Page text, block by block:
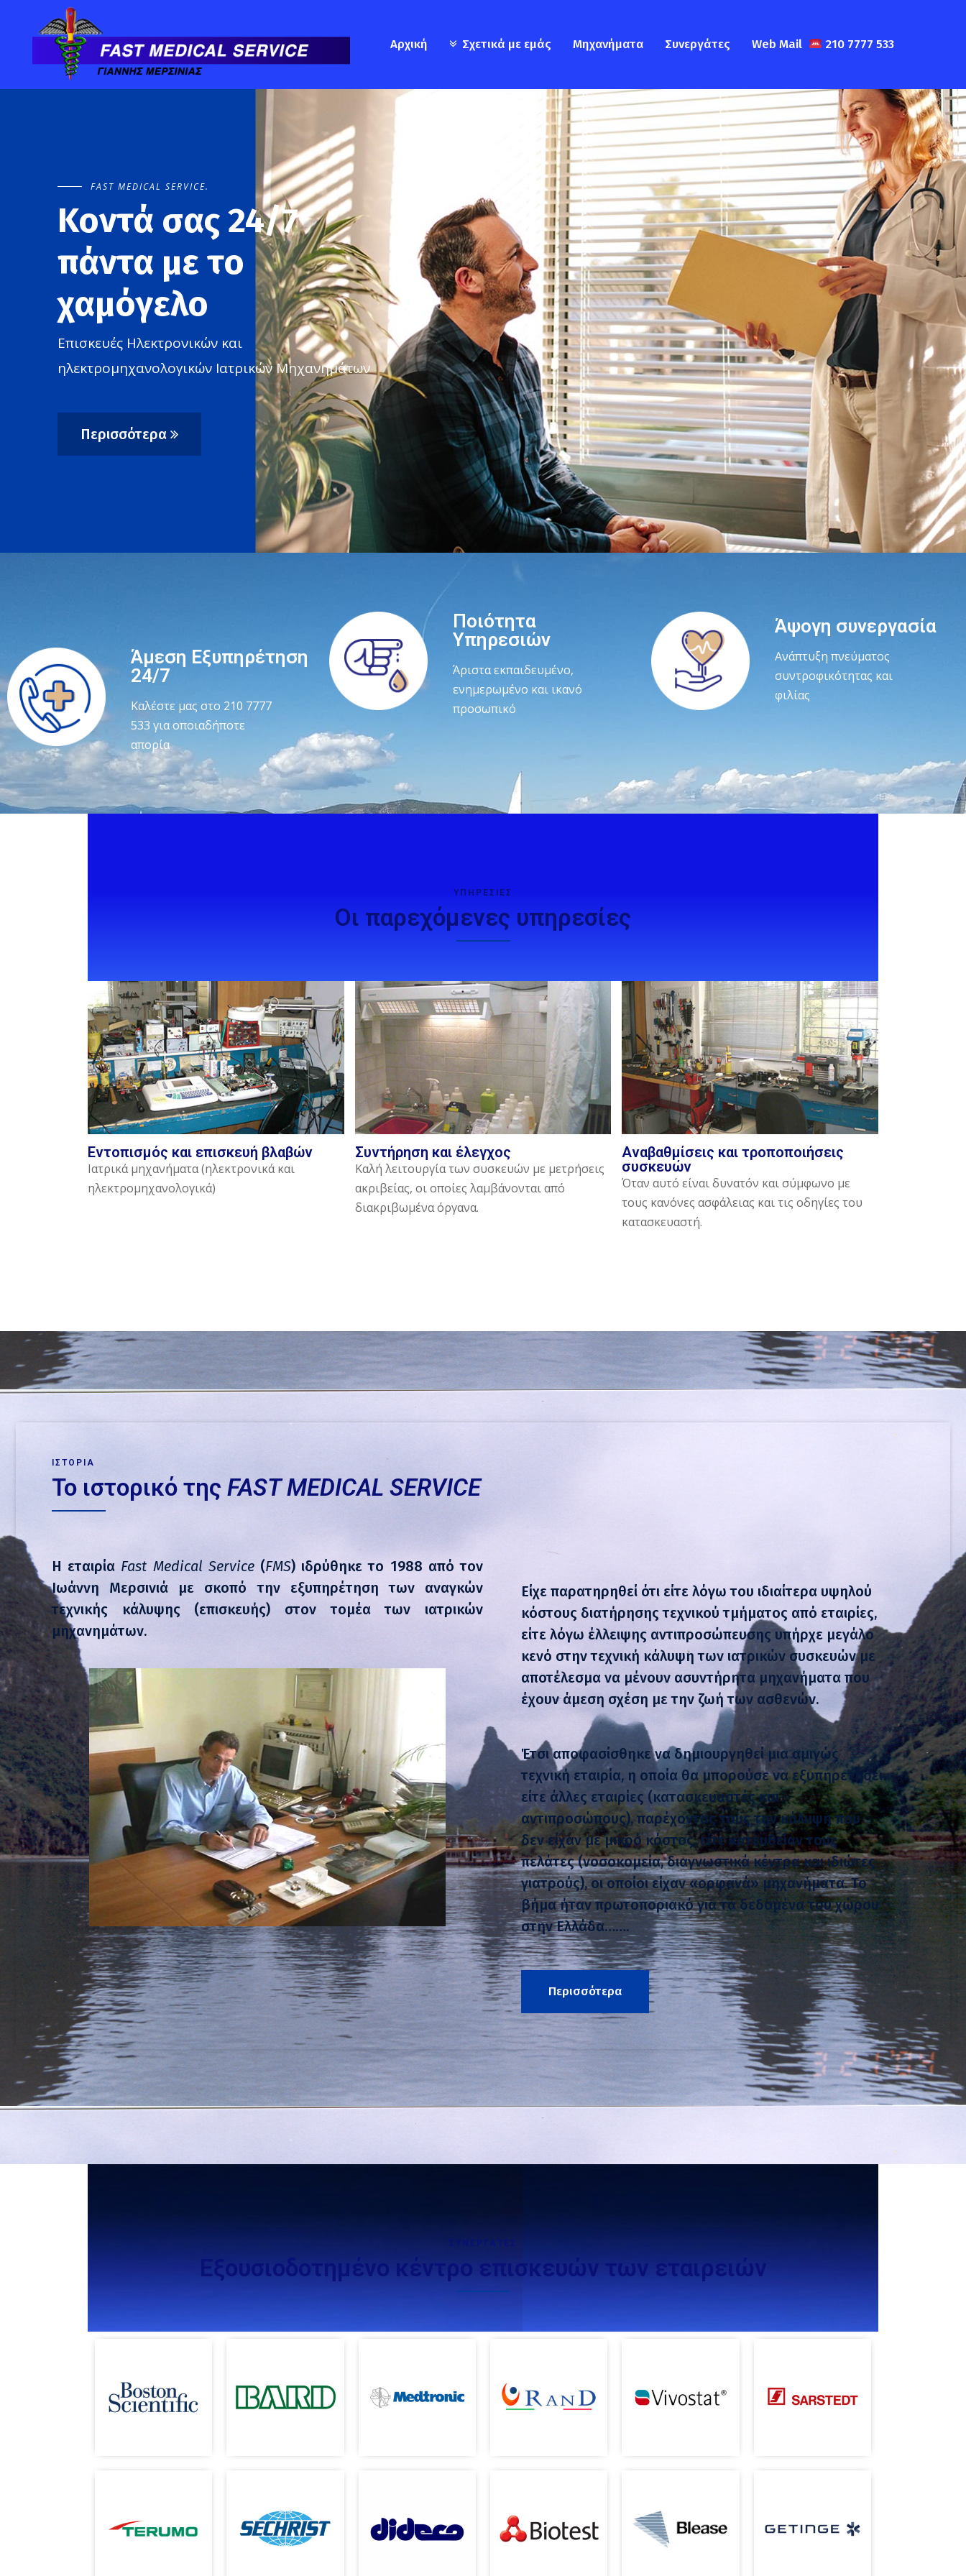
210 7777 533
Αρχική Σχετικά με εμάς Μηχανήματα Συνεργάτες Web Mail
FAST MEDICAL SERVICE.
Κοντά σας 24/7
πάντα με το
χαμόγελο
Επισκευές Ηλεκτρονικών και
ηλεκτρομηχανολογικών Ιατρικών Μηχανημάτων
Περισσότερα
Άμεση Εξυπηρέτηση
24/7
Καλέστε μας στο 210 7777
533 για οποιαδήποτε
απορία
Ποιότητα
Υπηρεσιών
Άριστα εκπαιδευμένο,
ενημερωμένο και ικανό
προσωπικό
Άψογη συνεργασία
Ανάπτυξη πνεύματος
συντροφικότητας και
φιλίας
ΥΠΗΡΕΣΙΕΣ
Οι παρεχόμενες υπηρεσίες
Εντοπισμός και επισκευή βλαβών
Ιατρικά μηχανήματα (ηλεκτρονικά και
ηλεκτρομηχανολογικά)
Συντήρηση και έλεγχος
Καλή λειτουργία των συσκευών με μετρήσεις
ακριβείας, οι οποίες λαμβάνονται από
διακριβωμένα όργανα.
Αναβαθμίσεις και τροποποιήσεις
συσκευών
Όταν αυτό είναι δυνατόν και σύμφωνο με
τους κανόνες ασφάλειας και τις οδηγίες του
κατασκευαστή.
ΙΣΤΟΡΙΑ
Το ιστορικό της FAST MEDICAL SERVICE
Η εταιρία Fast Medical Service(FMS) ιδρύθηκε το 1988 από τον
Ιωάννη Μερσινιά με σκοπό την εξυπηρέτηση των αναγκών
τεχνικής κάλυψης (επισκευής) στον τομέα των ιατρικών
μηχανημάτων.
Είχε παρατηρηθεί ότι είτε λόγω του ιδιαίτερα υψηλού
κόστους διατήρησης τεχνικού τμήματος από εταιρίες,
είτε λόγω έλλειψης αντιπροσώπευσης υπήρχε μεγάλο
κενό στην τεχνική κάλυψη των ιατρικών συσκευών με
αποτέλεσμα να μένουν ασυντήρητα μηχανήματα που
έχουν άμεση σχέση με την ζωή των ασθενών.
Έτσι αποφασίσθηκε να δημιουργηθεί μια αμιγώς
τεχνική εταιρία, η οποία θα μπορούσε να εξυπηρετήσει
είτε άλλες εταιρίες (κατασκευαστές και
αντιπροσώπους), παρέχοντας τους την κάλυψη που
δεν είχαν με μικρό κόστος, είτε κατευθείαν τους
πελάτες (νοσοκομεία, διαγνωστικά κέντρα και ιδιώτες
γιατρούς), οι οποίοι είχαν «ορφανά» μηχανήματα. Το
βήμα ήταν πρωτοποριακό για τα δεδομένα του χώρου
στην Ελλάδα…….
Περισσότερα
ΣΥΝΕΡΓΑΤΕΣ
Εξουσιοδοτημένο κέντρο επισκευών των εταιρειών